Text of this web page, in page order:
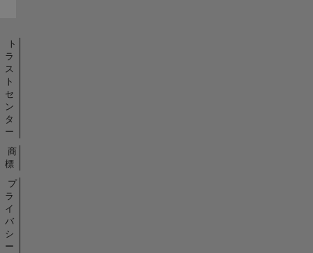
ト
ラ
ス
ト
セ
ン
タ
ー
商
標
プ
ラ
イ
バ
シ
ー